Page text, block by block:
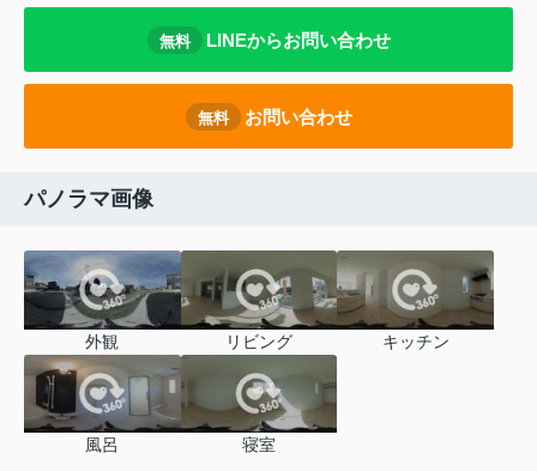
無料 LINEからお問い合わせ
無料 お問い合わせ
パノラマ画像
外観 リビング キッチン
風呂 寝室